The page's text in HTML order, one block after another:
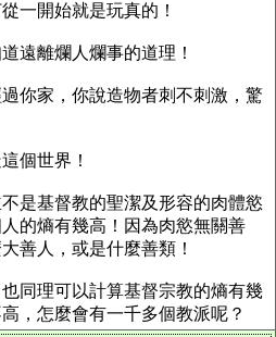
一開始就是玩真的！
遠離爛人爛事的道理！
你家，你說造物者刺不刺激，驚
個世界！
是基督教的聖潔及形容的肉體慾
的熵有幾高！因為肉慾無關善
善人，或是什麼善類！
同理可以計算基督宗教的熵有幾
，怎麼會有一千多個教派呢？